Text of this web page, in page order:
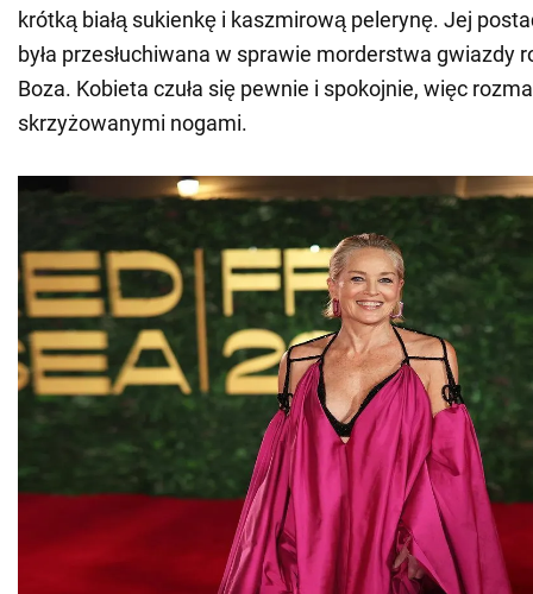
krótką białą sukienkę i kaszmirową pelerynę. Jej
była przesłuchiwana w sprawie morderstwa gwiazdy
Boza. Kobieta czuła się pewnie i spokojnie, więc
skrzyżowanymi nogami.